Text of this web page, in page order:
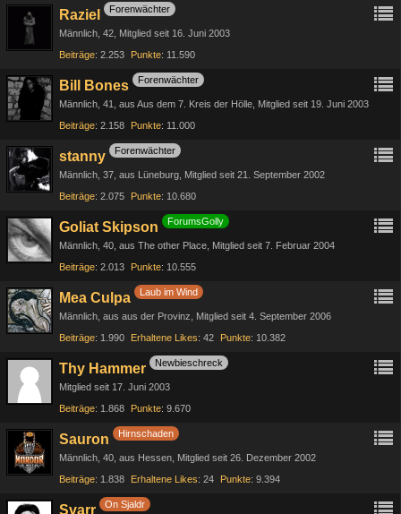
Raziel Forenwächter
Männlich 42 Mitglied seit 16. Juni 2003
Beiträge 2.253 Punkte 11.590
Bill Bones Forenwächter
Männlich 41 aus Aus dem 7. Kreis der Hölle Mitglied seit 19. Juni 2003
Beiträge 2.158 Punkte 11.000
stanny Forenwächter
Männlich 37 aus Lüneburg Mitglied seit 21. September 2002
Beiträge 2.075 Punkte 10.680
Goliat Skipson ForumsGolly
Männlich 40 aus The other Place Mitglied seit 7. Februar 2004
Beiträge 2.013 Punkte 10.555
Mea Culpa Laub im Wind
Männlich aus aus der Provinz
Mitglied seit 4. September 2006
Beiträge 1.990 Erhaltene Likes 42 Punkte 10.382
Thy Hammer Newbieschreck
Mitglied seit 17. Juni 2003
Beiträge 1.868 Punkte 9.670
Sauron Hirnschaden
Männlich 40 aus Hessen Mitglied seit 26. Dezember 2002
Beiträge 1.838 Erhaltene Likes 24 Punkte 9.394
Svarr On Sjaldr